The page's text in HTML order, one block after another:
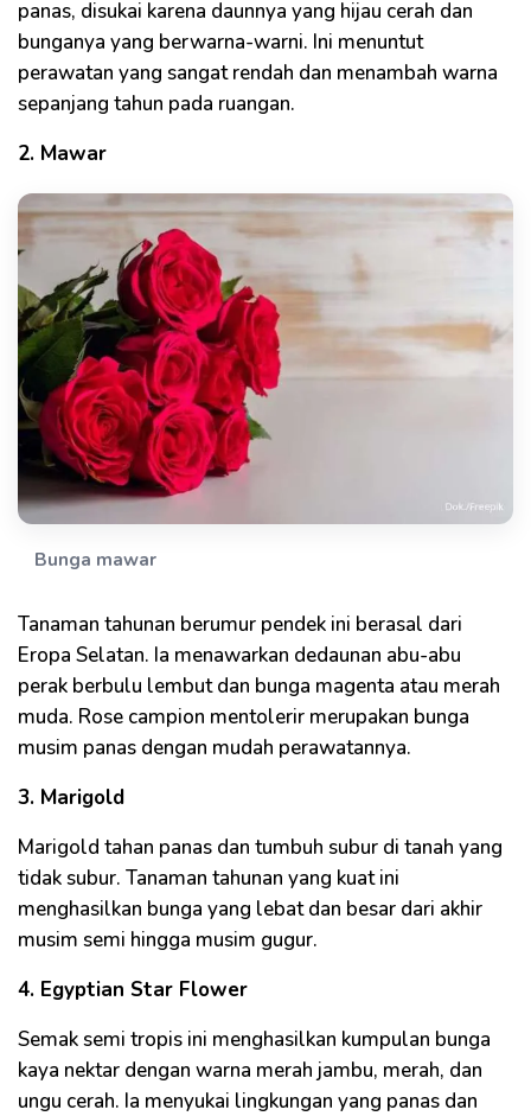
panas, disukai karena daunnya yang hijau cerah dan
bunganya yang berwarna-warni. Ini menuntut
perawatan yang sangat rendah dan menambah warna
sepanjang tahun pada ruangan.
2. Mawar
Bunga mawar
Tanaman tahunan berumur pendek ini berasal dari
Eropa Selatan. Ia menawarkan dedaunan abu-abu
perak berbulu lembut dan bunga magenta atau merah
muda. Rose campion mentolerir merupakan bunga
musim panas dengan mudah perawatannya.
3. Marigold
Marigold tahan panas dan tumbuh subur di tanah yang
tidak subur. Tanaman tahunan yang kuat ini
menghasilkan bunga yang lebat dan besar dari akhir
musim semi hingga musim gugur.
4. Egyptian Star Flower
Semak semi tropis ini menghasilkan kumpulan bunga
kaya nektar dengan warna merah jambu, merah, dan
ungu cerah. Ia menyukai lingkungan yang panas dan